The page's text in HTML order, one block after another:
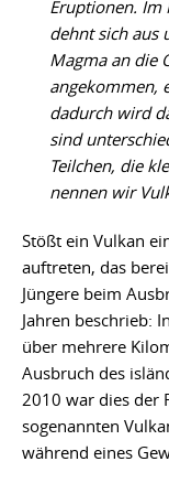
Eruptionen. Im
dehnt sich aus
Magma an die
angekommen,
dadurch wird
sind
Teilchen, die
nennen wir
Stößt ein Vulkan
auftreten, das
Jüngere beim
Jahren beschrieb:
über mehrere
Ausbruch des
2010 war dies der
sogenannten
während eines